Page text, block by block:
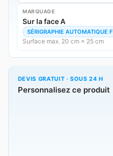
MARQUAGE
Sur la face A
SÉRIGRAPHIE AUTOMATIQUE F
Surface max. 20 cm × 25 cm
DEVIS GRATUIT · SOUS 24 H
Personnalisez ce produit